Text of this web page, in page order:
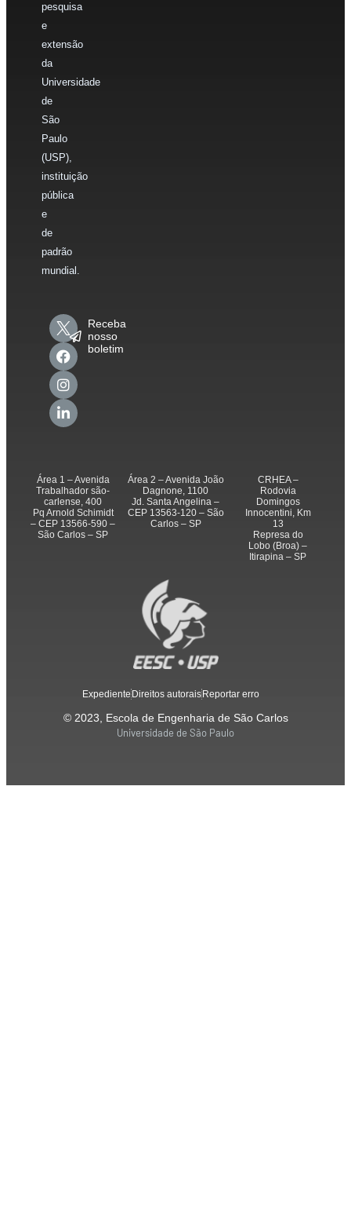
pesquisa
e
extensão
da
Universidade
de
São
Paulo
(USP),
instituição
pública
e
de
padrão
mundial.
Receba
nosso
boletim
Área 1 – Avenida
Trabalhador são-
carlense, 400
Pq Arnold Schimidt
– CEP 13566-590 –
São Carlos – SP
Área 2 – Avenida João
Dagnone, 1100
Jd. Santa Angelina –
CEP 13563-120 – São
Carlos – SP
CRHEA –
Rodovia
Domingos
Innocentini, Km
13
Represa do
Lobo (Broa) –
Itirapina – SP
Expediente Direitos autorais Reportar erro
© 2023, Escola de Engenharia de São Carlos
Universidade de São Paulo